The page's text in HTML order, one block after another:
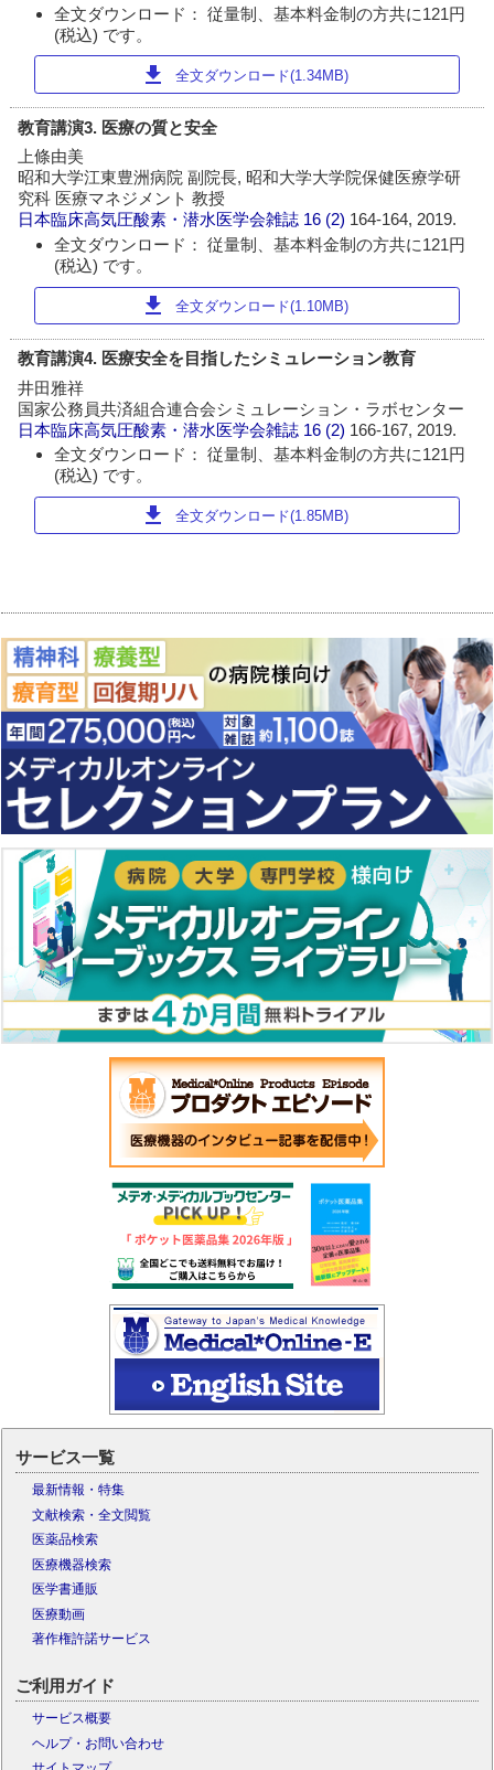
全文ダウンロード： 従量制、基本料金制の方共に121円
(税込) です。
download 全文ダウンロード(1.34MB)
教育講演3. 医療の質と安全
上條由美
昭和大学江東豊洲病院 副院長, 昭和大学大学院保健医療学研
究科 医療マネジメント 教授
日本臨床高気圧酸素・潜水医学会雑誌 16 (2) 164-164, 2019.
全文ダウンロード： 従量制、基本料金制の方共に121円
(税込) です。
download 全文ダウンロード(1.10MB)
教育講演4. 医療安全を目指したシミュレーション教育
井田雅祥
国家公務員共済組合連合会シミュレーション・ラボセンター
日本臨床高気圧酸素・潜水医学会雑誌 16 (2) 166-167, 2019.
全文ダウンロード： 従量制、基本料金制の方共に121円
(税込) です。
download 全文ダウンロード(1.85MB)
サービス一覧
最新情報・特集
文献検索・全文閲覧
医薬品検索
医療機器検索
医学書通販
医療動画
著作権許諾サービス
ご利用ガイド
サービス概要
ヘルプ・お問い合わせ